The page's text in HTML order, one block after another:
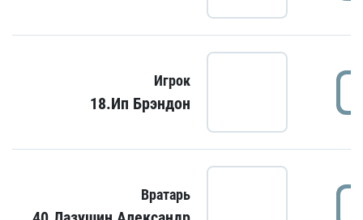
Игрок
18.Ип Брэндон
Вратарь